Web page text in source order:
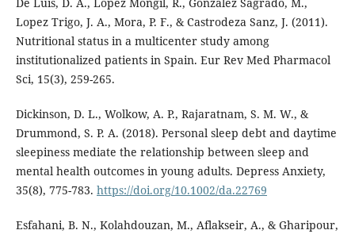
De Luis, D. A., López Mongil, R., Gonzalez Sagrado, M.,
Lopez Trigo, J. A., Mora, P. F., & Castrodeza Sanz, J. (2011).
Nutritional status in a multicenter study among
institutionalized patients in Spain. Eur Rev Med Pharmacol
Sci, 15(3), 259-265.
Dickinson, D. L., Wolkow, A. P., Rajaratnam, S. M. W., &
Drummond, S. P. A. (2018). Personal sleep debt and daytime
sleepiness mediate the relationship between sleep and
mental health outcomes in young adults. Depress Anxiety,
35(8), 775-783. https://doi.org/10.1002/da.22769
Esfahani, B. N., Kolahdouzan, M., Aflakseir, A., & Gharipour,